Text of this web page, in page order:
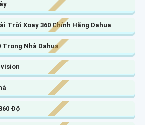
Trời Xoay 360 Chính Hãng Dahua
Trong Nhà Dahua
Độ